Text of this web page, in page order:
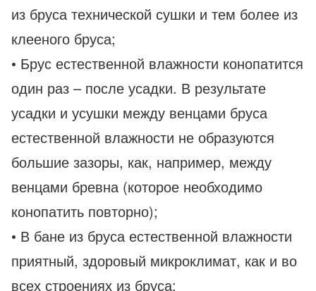
из бруса технической сушки и тем более из
клееного бруса;
• Брус естественной влажности конопатится
один раз – после усадки. В результате
усадки и усушки между венцами бруса
естественной влажности не образуются
большие зазоры, как, например, между
венцами бревна (которое необходимо
конопатить повторно);
• В бане из бруса естественной влажности
приятный, здоровый микроклимат, как и во
всех строениях из бруса;